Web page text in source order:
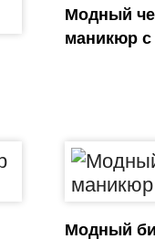
Модный
маникюр
Модный